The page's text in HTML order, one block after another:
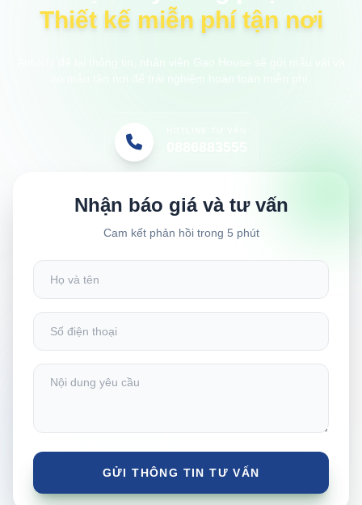
Thiết kế miễn phí tận nơi
Nhận báo giá và tư vấn
Cam kết phản hồi trong 5 phút